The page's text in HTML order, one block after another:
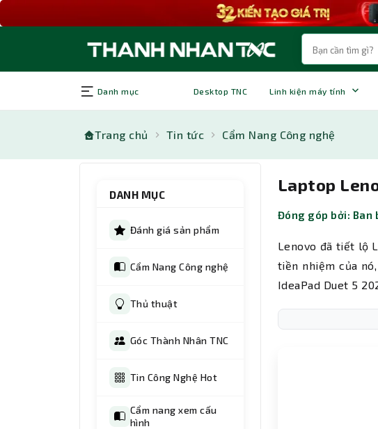
Danh mục Desktop TNC Linh kiện máy tính
Trang chủ Tin tức Cẩm Nang Công nghệ
DANH MỤC
Đánh giá sản phẩm
Cẩm Nang Công nghệ
Thủ thuật
Góc Thành Nhân TNC
Tin Công Nghệ Hot
Cẩm nang xem cấu
hình
Laptop
Đóng góp bởi: Ban
Lenovo đã tiết lộ
tiền nhiệm của
IdeaPad Duet 5